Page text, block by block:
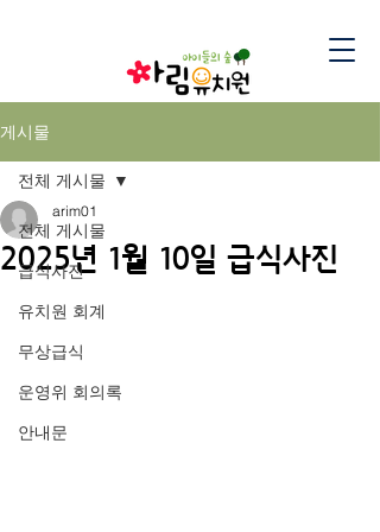
게시물
전체 게시물
급식사진
유치원 회계
무상급식
운영위 회의록
안내문
전체 게시물
2025년 1월 10일 급식사진
arim01